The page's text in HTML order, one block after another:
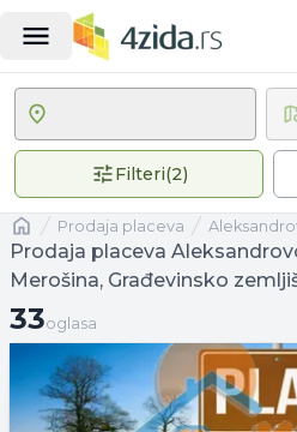
Filteri(2)2
Naslovnaprodaja placeva
Prodaja placeva
Merošina, Građevinsko
33 oglasa
33oglasa